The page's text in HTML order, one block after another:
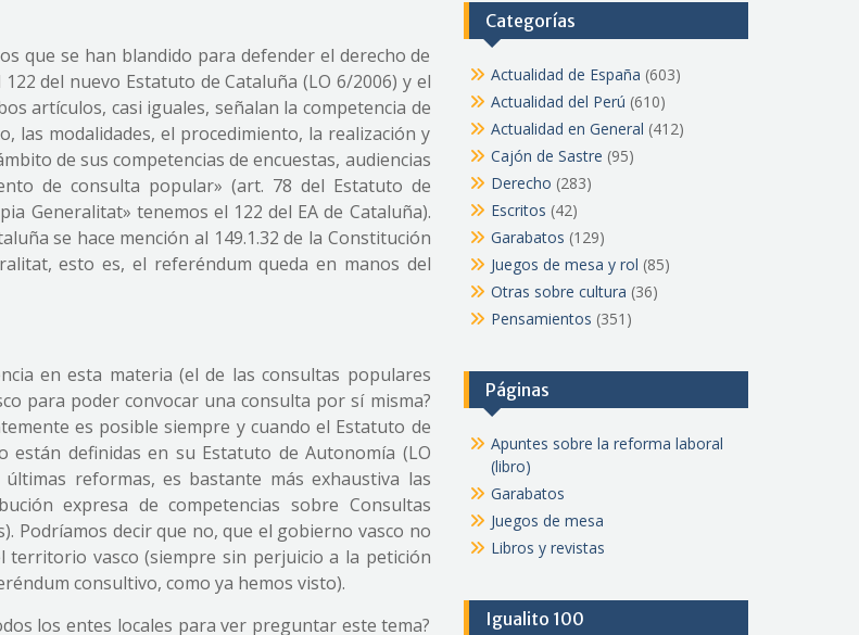
que se han blandido para defender el derecho de
del nuevo Estatuto de Cataluña (LO 6/2006) y el
artículos, casi iguales, señalan la competencia de
las modalidades, el procedimiento, la realización y
de sus competencias de encuestas, audiencias
de consulta popular» (art. 78 del Estatuto de
Generalitat» tenemos el 122 del EA de Cataluña).
se hace mención al 149.1.32 de la Constitución
esto es, el referéndum queda en manos del
en esta materia (el de las consultas populares
para poder convocar una consulta por sí misma?
es posible siempre y cuando el Estatuto de
están definidas en su Estatuto de Autonomía (LO
reformas, es bastante más exhaustiva las
expresa de competencias sobre Consultas
Podríamos decir que no, que el gobierno vasco no
territorio vasco (siempre sin perjuicio a la petición
consultivo, como ya hemos visto).
los entes locales para ver preguntar este tema?
Categorías
Actualidad de España (603)
Actualidad del Perú (610)
Actualidad en General (412)
Cajón de Sastre (95)
Derecho (283)
Escritos (42)
Garabatos (129)
Juegos de mesa y rol (85)
Otras sobre cultura (36)
Pensamientos (351)
Páginas
Apuntes sobre la reforma laboral
(libro)
Garabatos
Juegos de mesa
Libros y revistas
Igualito 100